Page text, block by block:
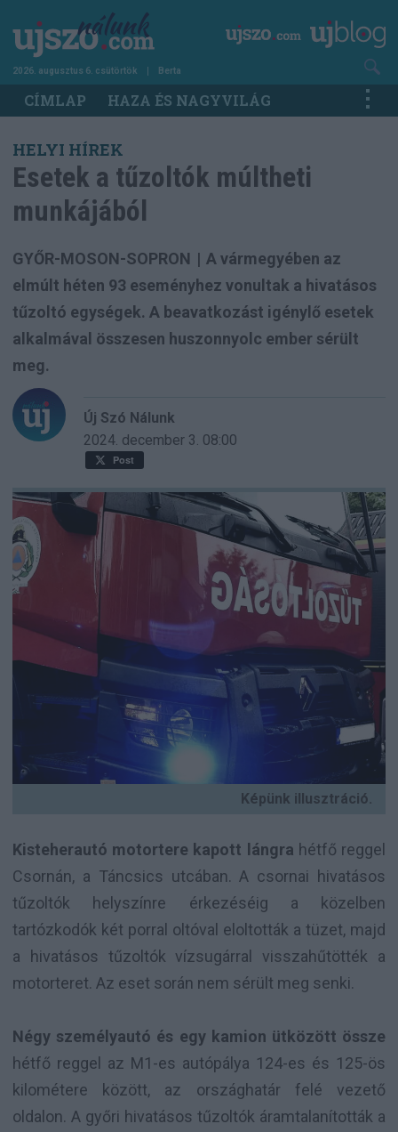
tartalomra
2026. augusztus 6. csütörtök Berta
Main
navigation
CÍMLAP HAZA ÉS NAGYVILÁG
HELYI HÍREK
Esetek a tűzoltók múltheti
munkájából
GYŐR-MOSON-SOPRON | A vármegyében az
elmúlt héten 93 eseményhez vonultak a hivatásos
tűzoltó egységek. A beavatkozást igénylő esetek
alkalmával összesen huszonnyolc ember sérült
meg.
Új Szó Nálunk
2024. december 3. 08:00
Post
Képünk illusztráció.
Kisteherautó motortere kapott lángra hétfő reggel
Csornán, a Táncsics utcában. A csornai hivatásos
tűzoltók helyszínre érkezéséig a közelben
tartózkodók két porral oltóval eloltották a tüzet, majd
a hivatásos tűzoltók vízsugárral visszahűtötték a
motorteret. Az eset során nem sérült meg senki.
Négy személyautó és egy kamion ütközött össze
hétfő reggel az M1-es autópálya 124-es és 125-ös
kilométere között, az országhatár felé vezető
oldalon. A győri hivatásos tűzoltók áramtalanították a